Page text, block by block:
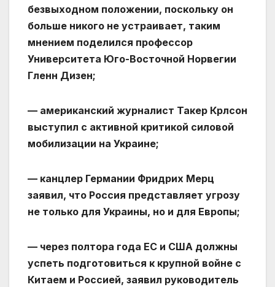
безвыходном положении, поскольку он
больше никого не устраивает, таким
мнением поделился профессор
Университета Юго-Восточной Норвегии
Гленн Дизен;
— американский журналист Такер Крлсон
выступил с активной критикой силовой
мобилизации на Украине;
— канцлер Германии Фридрих Мерц
заявил, что Россия представляет угрозу
не только для Украины, но и для Европы;
— через полтора года ЕС и США должны
успеть подготовиться к крупной войне с
Китаем и Россией, заявил руководитель